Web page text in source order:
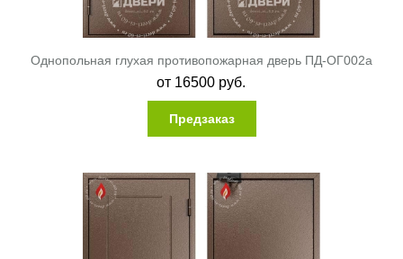
Однопольная глухая противопожарная дверь ПД-ОГ002a
от 16500 руб.
Предзаказ